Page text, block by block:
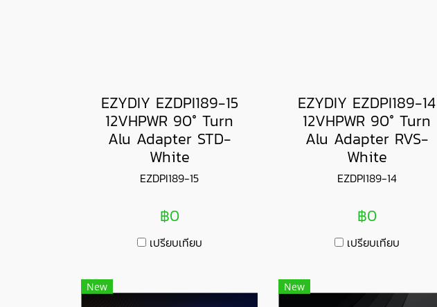
EZYDIY EZDPI189-15
12VHPWR 90° Turn
Alu Adapter STD-
White
EZDPI189-15
฿0
เปรียบเทียบ
EZYDIY EZDPI189-14
12VHPWR 90° Turn
Alu Adapter RVS-
White
EZDPI189-14
฿0
เปรียบเทียบ
New New